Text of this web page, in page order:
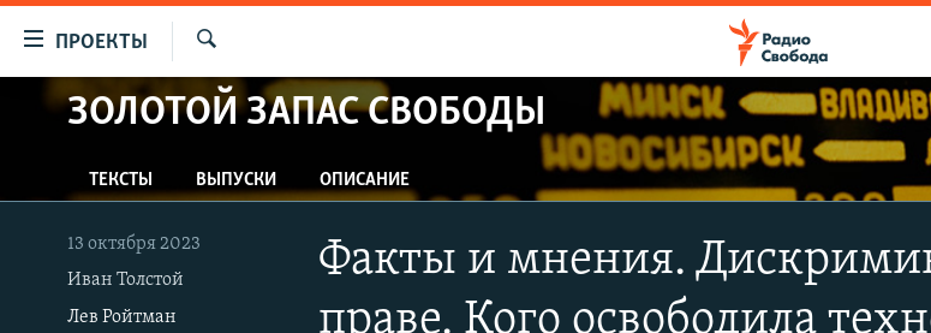
упрощенного
Вернуться
к
основному
содержанию
ПРОЕКТЫ
ПРОГРАММЫ
АВТОРСКИЕ ПРОЕКТЫ
ЦИТАТЫ СВОБОДЫ
МНЕНИЯ
КУЛЬТУРА
ЗОЛОТОЙ ЗАПАС СВОБОДЫ
Apple Podcasts
ТЕКСТЫ ВЫПУСКИ ОПИСАНИЕ
Факты и мнения.
праве. Кого освободила
13 октября 2023
Иван Толстой
Лев Ройтман